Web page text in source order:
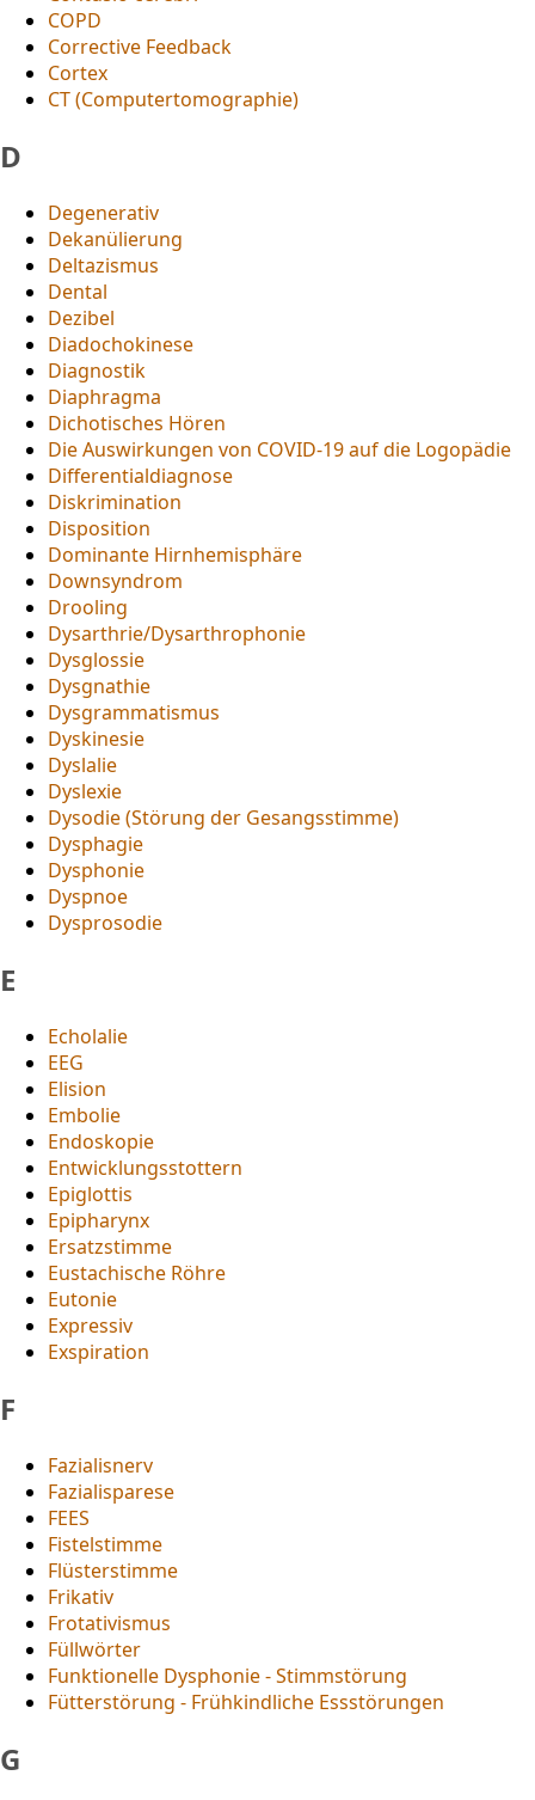
COPD
Corrective Feedback
Cortex
CT (Computertomographie)
D
Degenerativ
Dekanülierung
Deltazismus
Dental
Dezibel
Diadochokinese
Diagnostik
Diaphragma
Dichotisches Hören
Die Auswirkungen von COVID-19 auf die Logopädie
Differentialdiagnose
Diskrimination
Disposition
Dominante Hirnhemisphäre
Downsyndrom
Drooling
Dysarthrie/Dysarthrophonie
Dysglossie
Dysgnathie
Dysgrammatismus
Dyskinesie
Dyslalie
Dyslexie
Dysodie (Störung der Gesangsstimme)
Dysphagie
Dysphonie
Dyspnoe
Dysprosodie
E
Echolalie
EEG
Elision
Embolie
Endoskopie
Entwicklungsstottern
Epiglottis
Epipharynx
Ersatzstimme
Eustachische Röhre
Eutonie
Expressiv
Exspiration
F
Fazialisnerv
Fazialisparese
FEES
Fistelstimme
Flüsterstimme
Frikativ
Frotativismus
Füllwörter
Funktionelle Dysphonie - Stimmstörung
Fütterstörung - Frühkindliche Essstörungen
G